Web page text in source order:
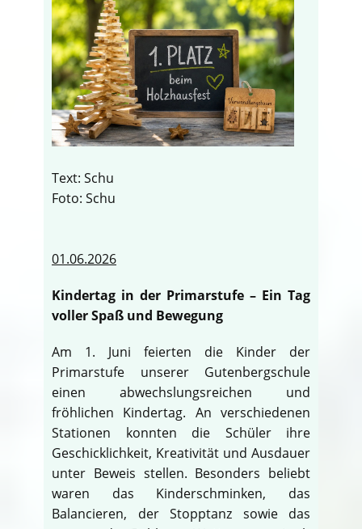
Text: Schu
Foto: Schu
01.06.2026
Kindertag in der Primarstufe – Ein Tag
voller Spaß und Bewegung
Am 1. Juni feierten die Kinder der
Primarstufe unserer Gutenbergschule
einen abwechslungsreichen und
fröhlichen Kindertag. An verschiedenen
Stationen konnten die Schüler ihre
Geschicklichkeit, Kreativität und Ausdauer
unter Beweis stellen. Besonders beliebt
waren das Kinderschminken, das
Balancieren, der Stopptanz sowie das